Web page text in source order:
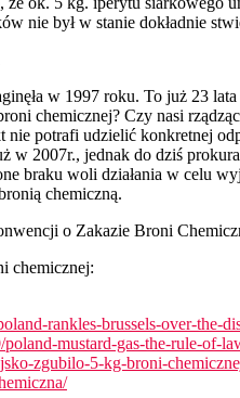
nie był w stanie dokładnie
w 1997 roku. To już 23
chemicznej? Czy nasi
nie potrafi udzielić konkretnej
2007r., jednak do dziś
braku woli działania w celu
chemiczną.
o Zakazie Broni
chemicznej:
rankles-brussels-over-the-
mustard-gas-the-rule-of-
zgubilo-5-kg-broni-